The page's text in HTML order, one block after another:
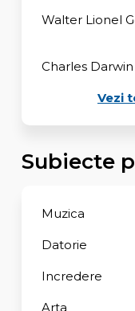
Walter Lionel
Charles Darwin
Vezi
Subiecte
Muzica
Datorie
Incredere
Arta